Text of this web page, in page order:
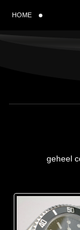
HOME
geheel